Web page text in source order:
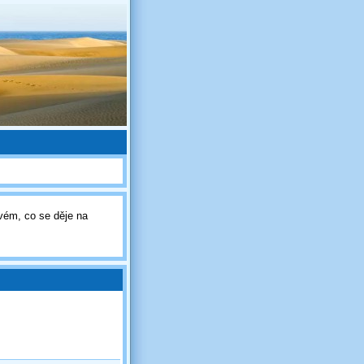
co se děje na